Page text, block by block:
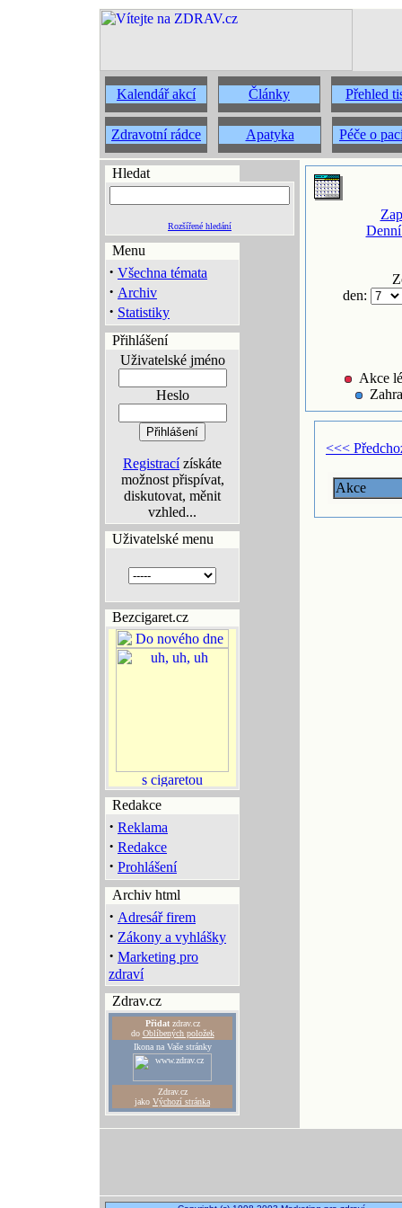
Kalendář akcí Články Přehled
Zdravotní rádce Apatyka Péče o
Hledat
Rozšířené hledání
Menu
· Všechna témata
· Archiv
· Statistiky
Přihlášení
Uživatelské jméno
Heslo
Registracízískáte
možnost přispívat,
diskutovat, měnit
vzhled...
Uživatelské menu
Bezcigaret.cz
Redakce
· Reklama
· Redakce
· Prohlášení
Archiv html
· Adresář firem
· Zákony a vyhlášky
· Marketing pro
zdraví
Zdrav.cz
Přidatzdrav.cz
do Oblíbených položek
Ikona na Vaše stránky
Zdrav.cz
jako Výchozí stránka
den:
Akce
<<<
Akce